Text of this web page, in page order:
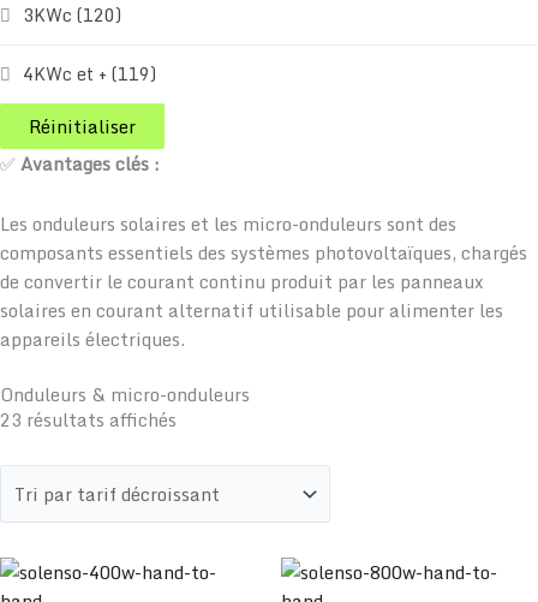
3KWc (120)
4KWc et + (119)
Réinitialiser
✅ Avantages clés :
Les onduleurs solaires et les micro-onduleurs sont des
composants essentiels des systèmes photovoltaïques, chargés
de convertir le courant continu produit par les panneaux
solaires en courant alternatif utilisable pour alimenter les
appareils électriques.
Onduleurs & micro-onduleurs
23 résultats affichés